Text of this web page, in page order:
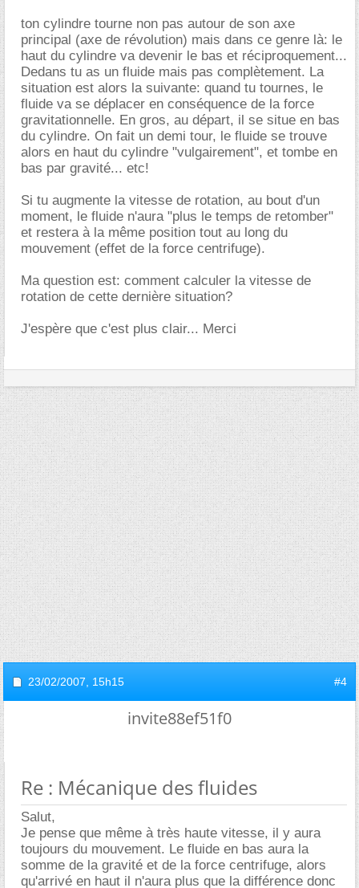
ton cylindre tourne non pas autour de son axe
principal (axe de révolution) mais dans ce genre là: le
haut du cylindre va devenir le bas et réciproquement...
Dedans tu as un fluide mais pas complètement. La
situation est alors la suivante: quand tu tournes, le
fluide va se déplacer en conséquence de la force
gravitationnelle. En gros, au départ, il se situe en bas
du cylindre. On fait un demi tour, le fluide se trouve
alors en haut du cylindre "vulgairement", et tombe en
bas par gravité... etc!
Si tu augmente la vitesse de rotation, au bout d'un
moment, le fluide n'aura "plus le temps de retomber"
et restera à la même position tout au long du
mouvement (effet de la force centrifuge).
Ma question est: comment calculer la vitesse de
rotation de cette dernière situation?
J'espère que c'est plus clair... Merci
23/02/2007, 15h15 #4
invite88ef51f0
Re : Mécanique des fluides
Salut,
Je pense que même à très haute vitesse, il y aura
toujours du mouvement. Le fluide en bas aura la
somme de la gravité et de la force centrifuge, alors
qu'arrivé en haut il n'aura plus que la différence donc